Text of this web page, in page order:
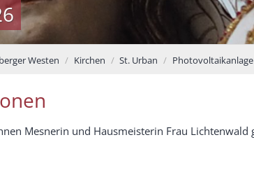
Westen Kirchen St. Urban Photovoltaikanlage
Mesnerin und Hausmeisterin Frau Lichtenwald